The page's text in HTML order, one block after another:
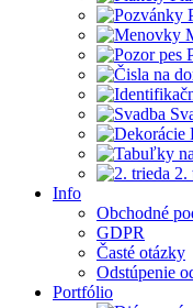
2.
Info
Obchodné
GDPR
Časté otázky
Odstúpenie
Portfólio